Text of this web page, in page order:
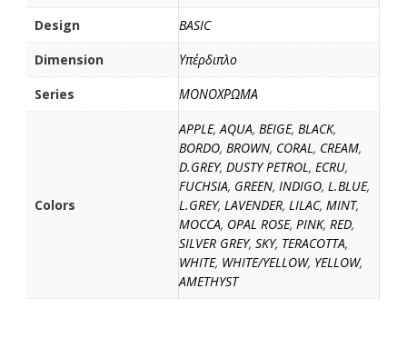
Design
BASIC
Dimension
Υπέρδιπλο
Series
ΜΟΝΟΧΡΩΜΑ
Colors
APPLE, AQUA, BEIGE, BLACK,
BORDO, BROWN, CORAL, CREAM,
D.GREY, DUSTY PETROL, ECRU,
FUCHSIA, GREEN, INDIGO, L.BLUE,
L.GREY, LAVENDER, LILAC, MINT,
MOCCA, OPAL ROSE, PINK, RED,
SILVER GREY, SKY, TERACOTTA,
WHITE, WHITE/YELLOW, YELLOW,
AMETHYST